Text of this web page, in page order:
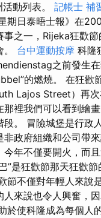
動列表。 記帳士 補
期日泰晤士報》在
事之一，Rijeka狂歡
台中運動按摩 科隆
之前發生
的燃燒。 在狂歡
Lajos Street）再次
裡我們可以看到繪畫
段。 冒險城堡是行政
非政府組織和公司帶
年不僅要開火，​​而且
”是狂歡節那天狂歡
節不僅對年輕人來說
人來說也令人興奮，
於使科隆成為每個人